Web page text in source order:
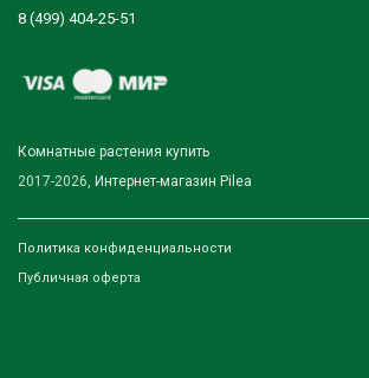
8 (499) 404-25-51
Комнатные растения купить
2017-2026, Интернет-магазин Pilea
Политика конфиденциальности
Публичная оферта